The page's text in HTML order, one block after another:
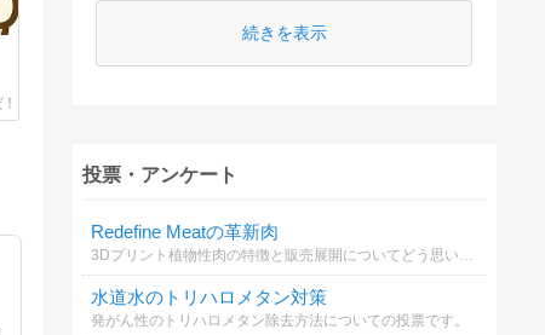
続きを表示
投票・アンケート
Redefine Meatの革新肉
水道水のトリハロメタン対策
発がん性のトリハロメタン除去方法についての投票です。